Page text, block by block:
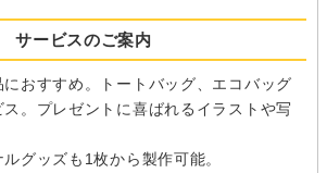
サービスのご案内
におすすめ。トートバッグ、エコバッグ
。プレゼントに喜ばれるイラストや写
グッズも1枚から製作可能。